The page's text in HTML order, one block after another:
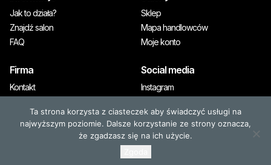
Jak to działa?
Znajdź salon
FAQ
Sklep
Mapa handlowców
Moje konto
Firma
Kontakt
Social media
Instagram
© 2026, OLAPLEX. Wszystkie prawa zastrzeżone
Ta strona korzysta z ciasteczek aby świadczyć usługi na
najwyższym poziomie. Dalsze korzystanie ze strony oznacza,
że zgadzasz się na ich użycie.